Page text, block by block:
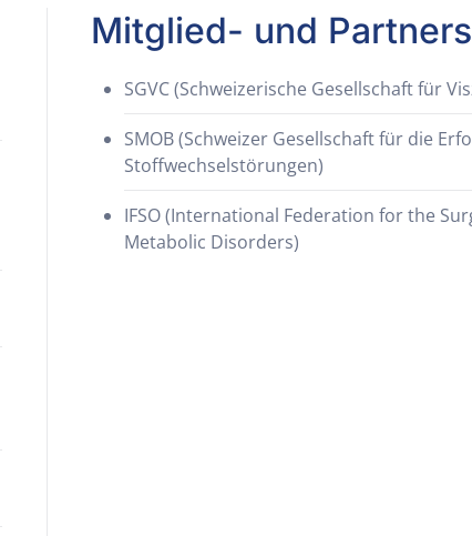
Mitglied- und
SGVC (Schweizerische Gesellschaft für
SMOB (Schweizer Gesellschaft für die
Stoffwechselstörungen)
IFSO (International Federation for the
Metabolic Disorders)